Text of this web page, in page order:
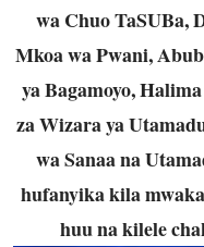
wa Chuo TaSUBa,
Mkoa wa Pwani,
ya Bagamoyo,
za Wizara ya
wa Sanaa na
hufanyika kila
huu na kilele